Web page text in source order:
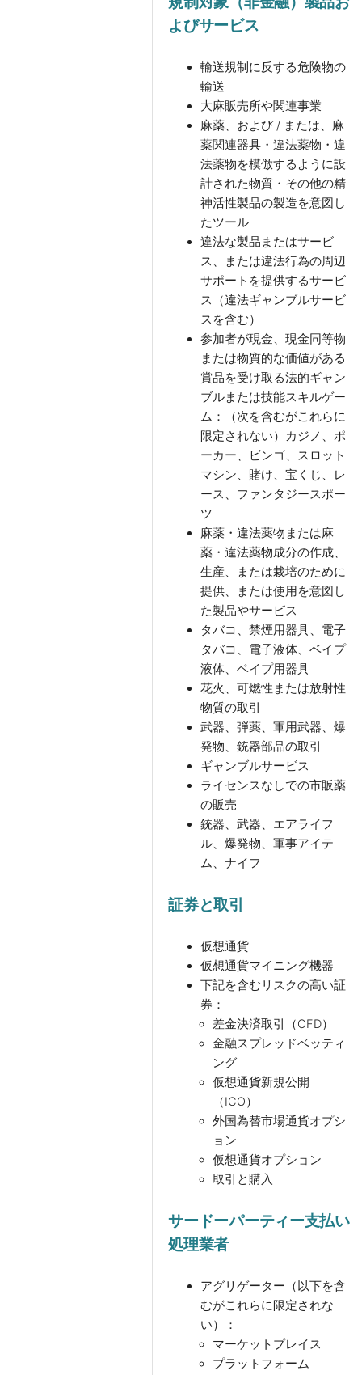
よびサービス
輸送規制に反する危険物の
輸送
大麻販売所や関連事業
麻薬、および / または、麻
薬関連器具・違法薬物・違
法薬物を模倣するように設
計された物質・その他の精
神活性製品の製造を意図し
たツール
違法な製品またはサービ
ス、または違法行為の周辺
サポートを提供するサービ
ス（違法ギャンブルサービ
スを含む）
参加者が現金、現金同等物
または物質的な価値がある
賞品を受け取る法的ギャン
ブルまたは技能スキルゲー
ム：（次を含むがこれらに
限定されない）カジノ、ポ
ーカー、ビンゴ、スロット
マシン、賭け、宝くじ、レ
ース、ファンタジースポー
ツ
麻薬・違法薬物または麻
薬・違法薬物成分の作成、
生産、または栽培のために
提供、または使用を意図し
た製品やサービス
タバコ、禁煙用器具、電子
タバコ、電子液体、ベイプ
液体、ベイプ用器具
花火、可燃性または放射性
物質の取引
武器、弾薬、軍用武器、爆
発物、銃器部品の取引
ギャンブルサービス
ライセンスなしでの市販薬
の販売
銃器、武器、エアライフ
ル、爆発物、軍事アイテ
ム、ナイフ
証券と取引
仮想通貨
仮想通貨マイニング機器
下記を含むリスクの高い証
券：
差金決済取引（CFD）
金融スプレッドベッティ
ング
仮想通貨新規公開
（ICO）
外国為替市場通貨オプシ
ョン
仮想通貨オプション
取引と購入
サードーパーティー支払い
処理業者
アグリゲーター（以下を含
むがこれらに限定されな
い）：
マーケットプレイス
プラットフォーム